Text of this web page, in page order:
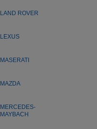
LAND ROVER
LEXUS
MASERATI
MAZDA
MERCEDES-
MAYBACH